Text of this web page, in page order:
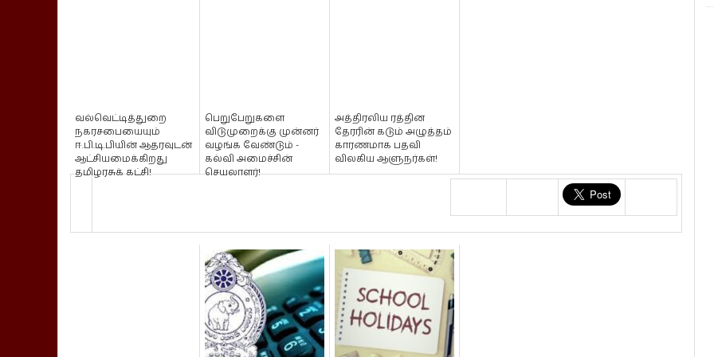
வல்வெட்டித்துறை
நகரசபையையும்
ஈ.பி.டி.பியின் ஆதரவுடன்
ஆட்சியமைக்கிறது
தமிழரசுக் கட்சி!
பெறுபேறுகளை
விடுமுறைக்கு முன்னர்
வழங்க வேண்டும் -
கல்வி அமைச்சின்
செயலாளர்!
அத்திரலிய ரத்தின
தேரரின் கடும் அழுத்தம்
காரணமாக பதவி
விலகிய ஆளுநர்கள்!